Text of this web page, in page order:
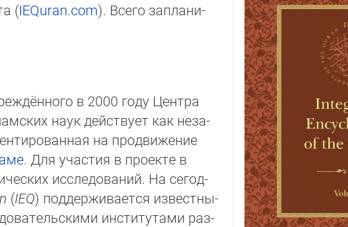
(IEQuran.com). Все­го за­пла­ни­
в 2000 году Центра
наук действует как неза­
на про­дви­же­ние
. Для участия в проекте в
исследований. На се­год­
(IEQ) поддерживается из­вест­ны­
институ­та­ми раз­